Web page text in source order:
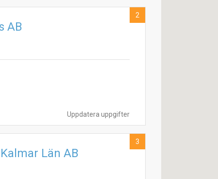
Uppdatera uppgifter
AB
2
Län AB
3